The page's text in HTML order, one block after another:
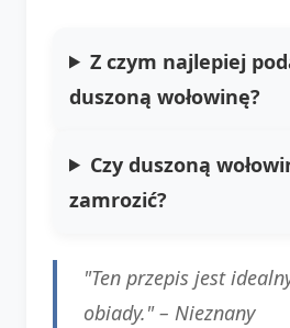
Z czym najlepiej
duszoną wołowinę?
Czy duszoną
zamrozić?
"Ten przepis jest
obiady." – Nieznany